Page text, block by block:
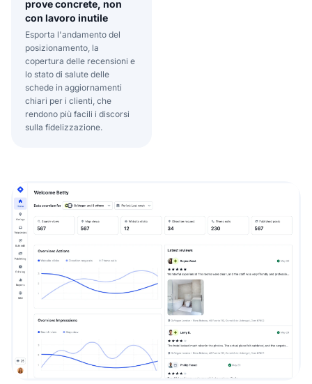
prove concrete, non
con lavoro inutile
Esporta l'andamento del
posizionamento, la
copertura delle recensioni e
lo stato di salute delle
schede in aggiornamenti
chiari per i clienti, che
rendono più facili i discorsi
sulla fidelizzazione.